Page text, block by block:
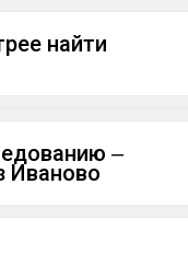
найти
‒
Иваново